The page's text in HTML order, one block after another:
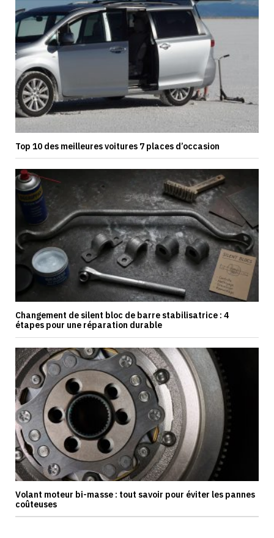
Top 10 des meilleures voitures 7 places d’occasion
Changement de silent bloc de barre stabilisatrice : 4
étapes pour une réparation durable
Volant moteur bi-masse : tout savoir pour éviter les pannes
coûteuses